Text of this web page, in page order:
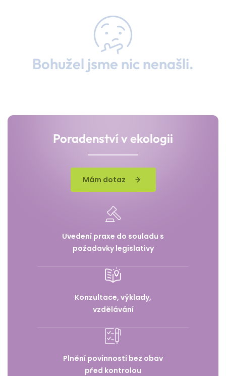
Bohužel jsme nic nenašli.
Poradenství v ekologii
Mám dotaz
Uvedení praxe do souladu s
požadavky legislativy
Konzultace, výklady,
vzdělávání
Plnění povinností bez obav
před kontrolou